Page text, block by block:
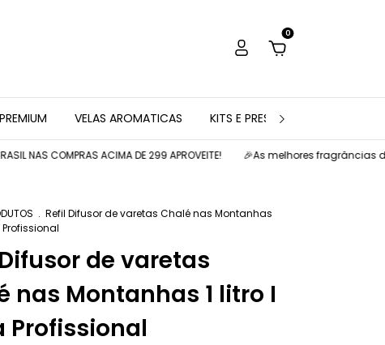
0
VELAS AROMATICAS KITS E PRESENTES
COMPRAS ACIMA DE 299 APROVEITE! 🎉As melhores fragrâncias de ambiente
. Refil Difusor de varetas Chalé nas Montanhas
Profissional
de varetas
nas Montanhas 1 litro I
Profissional